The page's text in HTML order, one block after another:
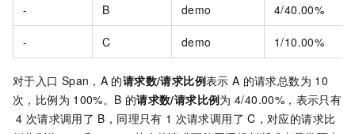
- B demo 4/40.00%
- C demo 1/10.00%
对于入口 Span，A 的请求数/请求比例表示 A 的请求总数为 10
次，比例为 100%。B 的请求数/请求比例为 4/40.00%，表示只有
4 次请求调用了 B，同理只有 1 次请求调用了 C，对应的请求比